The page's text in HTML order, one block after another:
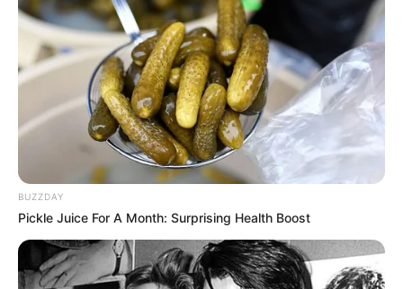
BUZZDAY
Pickle Juice For A Month: Surprising Health Boost